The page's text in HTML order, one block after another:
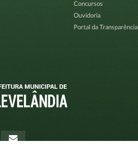
Concursos
Ouvidoria
Portal da Transparência